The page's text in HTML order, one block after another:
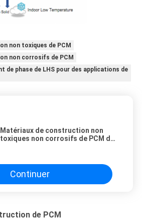
non toxiques de PCM
non corrosifs de PCM
de phase de LHS pour des applications de
Matériaux de construction non
toxiques non corrosifs de PCM de
Continuer
de PCM